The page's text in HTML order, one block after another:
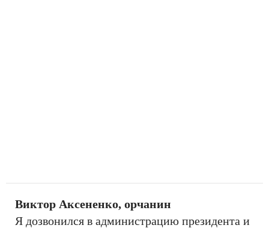
Виктор Аксененко, орчанин
Я дозвонился в администрацию президента и